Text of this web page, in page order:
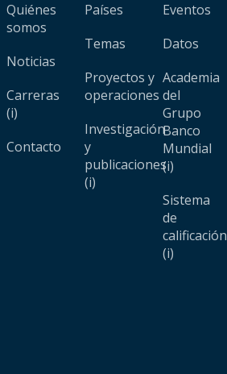
Quiénes
somos
Noticias
Carreras
(i)
Contacto
Países
Temas
Proyectos y
operaciones
Investigación
y
publicaciones
(i)
Eventos
Datos
Academia
del
Grupo
Banco
Mundial
(i)
Sistema
de
calificación
(i)